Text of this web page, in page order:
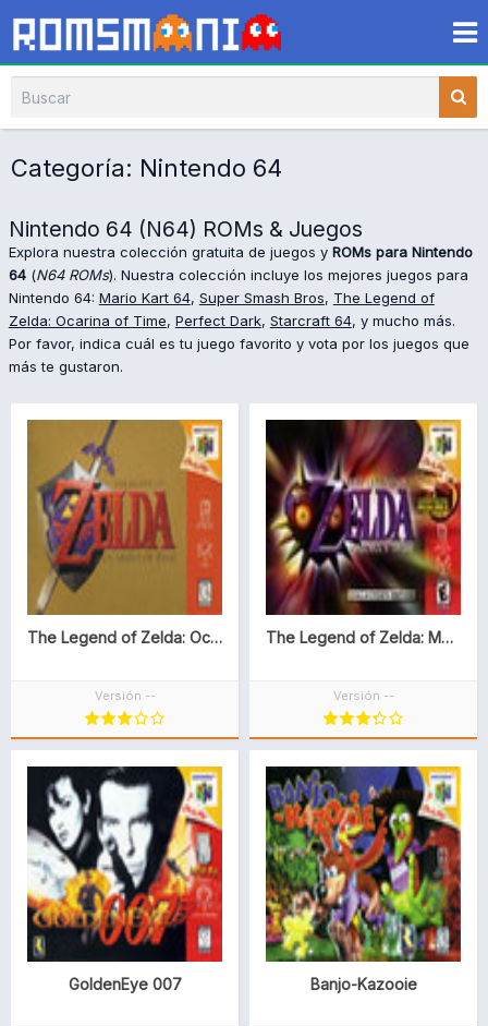
Categoría: Nintendo 64
Nintendo 64 (N64) ROMs & Juegos
Explora nuestra colección gratuita de juegos y ROMs para Nintendo
64(N64 ROMs). Nuestra colección incluye los mejores juegos para
Nintendo 64: Mario Kart 64, Super Smash Bros, The Legend of
Zelda: Ocarina of Time, Perfect Dark, Starcraft 64, y mucho más.
Por favor, indica cuál es tu juego favorito y vota por los juegos que
más te gustaron.
The Legend of Zelda: Ocarina of Time
Versión --
The Legend of Zelda: Majora’s Mask
Versión --
GoldenEye 007 Banjo-Kazooie